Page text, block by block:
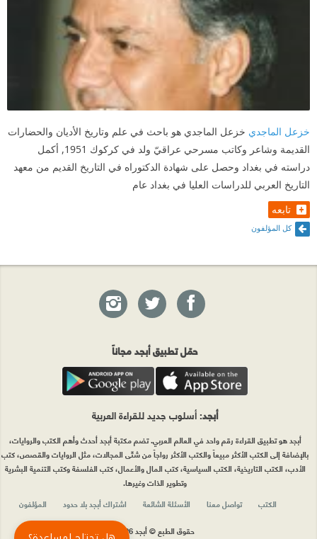
خزعل الماجدي خزعل الماجدي هو باحث في علم وتاريخ الأديان والحضارات
القديمة وشاعر وكاتب مسرحي عراقيّ ولد في كركوك 1951, أكمل
دراسته في بغداد وحصل على شهادة الدكتوراه في التاريخ القديم من معهد
التاريخ العربي للدراسات العليا في بغداد عام
تابعه
كل المؤلفون
حمّل تطبيق أبجد مجاناً
أبجد: أسلوب جديد للقراءة العربية
أبجد هو تطبيق القراءة رقم واحد في العالم العربي. تضم مكتبة أبجد أحدث وأهم الكتب والروايات،
بالإضافة إلى الكتب الأكثر مبيعاً والكتب الأكثر رواجاً من شتّى المجالات، مثل الروايات والقصص، كتب
الأدب، الكتب التاريخية، الكتب السياسية، كتب المال والأعمال، كتب الفلسفة وكتب التنمية البشرية
وتطوير الذات وغيرها.
الكتب
تواصل معنا الأسئلة الشائعة اشتراك أبجد بلا حدود
المؤلفون
حقوق الطبع © أبجد 2026